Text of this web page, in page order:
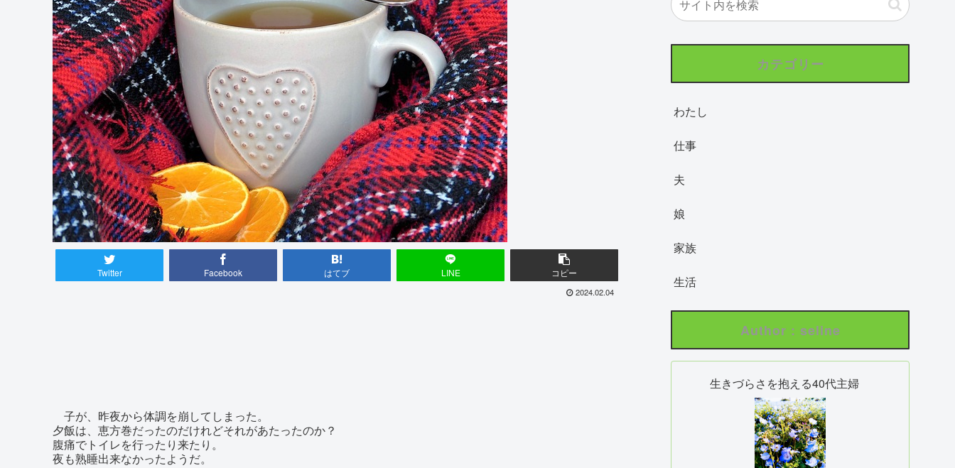
Twitter Facebook はてブ LINE コピー
2024.02.04
子が、昨夜から体調を崩してしまった。
夕飯は、恵方巻だったのだけれどそれがあたったのか？
腹痛でトイレを行ったり来たり。
夜も熟睡出来なかったようだ。
カテゴリー
わたし
仕事
夫
娘
家族
生活
Author : seline
生きづらさを抱える40代主婦